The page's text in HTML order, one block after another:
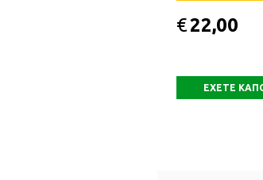
€22,00